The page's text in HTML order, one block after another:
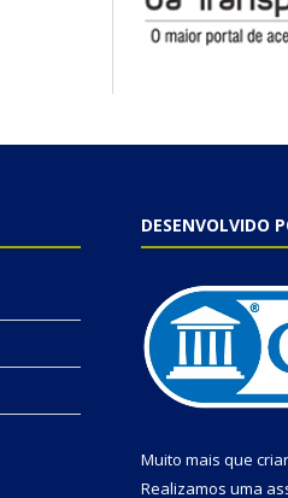
DESENVOLVIDO
Muito mais que
Realizamos uma